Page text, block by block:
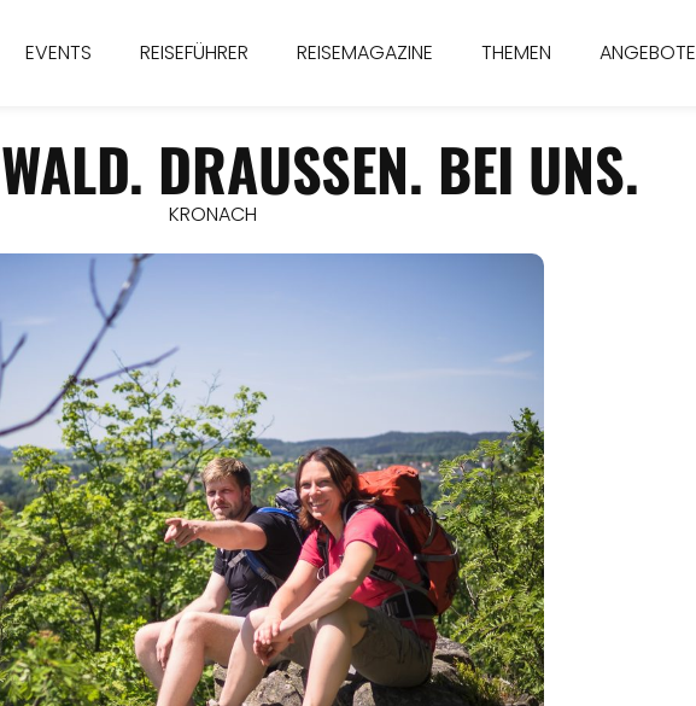
EVENTS REISEFÜHRER REISEMAGAZINE THEMEN ANGEBOTE
DRAUSSEN. BEI UNS.
KRONACH